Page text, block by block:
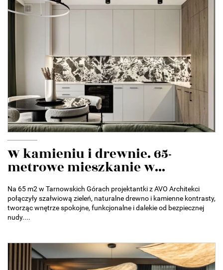
W kamieniu i drewnie. 65-
metrowe mieszkanie w...
Na 65 m2 w Tarnowskich Górach projektantki z AVO Architekci
połączyły szałwiową zieleń, naturalne drewno i kamienne kontrasty,
tworząc wnętrze spokojne, funkcjonalne i dalekie od bezpiecznej
nudy....